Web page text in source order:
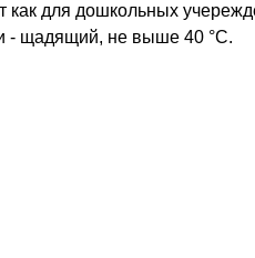
как для дошкольных
- щадящий, не выше 40 °C.